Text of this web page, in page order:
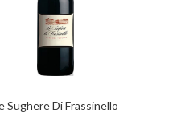
Sughere Di Frassinello